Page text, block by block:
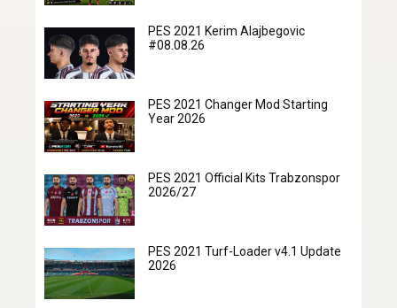
PES 2021 Kerim Alajbegovic
#08.08.26
PES 2021 Changer Mod Starting
Year 2026
PES 2021 Official Kits Trabzonspor
2026/27
PES 2021 Turf-Loader v4.1 Update
2026